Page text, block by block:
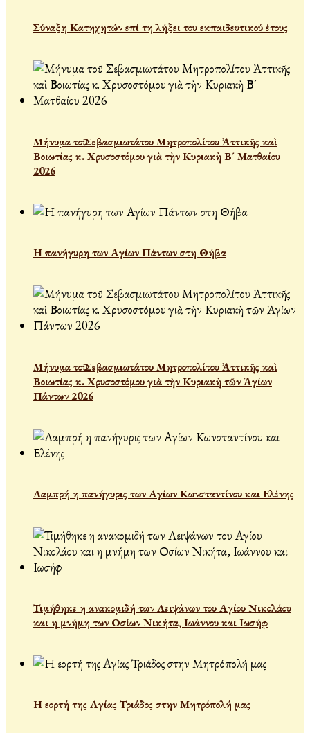
Σύναξη Κατηχητών επί τη λήξει του εκπαιδευτικού έτους
Μήνυμα τοῦ Σεβασμιωτάτου Μητροπολίτου Ἀττικῆς καὶ
Βοιωτίας κ. Χρυσοστόμου γιὰ τὴν Κυριακὴ Β´ Ματθαίου
2026
Η πανήγυρη των Αγίων Πάντων στη Θήβα
Μήνυμα τοῦ Σεβασμιωτάτου Μητροπολίτου Ἀττικῆς καὶ
Βοιωτίας κ. Χρυσοστόμου γιὰ τὴν Κυριακὴ τῶν Ἁγίων
Πάντων 2026
Λαμπρή η πανήγυρις των Αγίων Κωνσταντίνου και Ελένης
Τιμήθηκε η ανακομιδή των Λειψάνων του Αγίου Νικολάου
και η μνήμη των Οσίων Νικήτα, Ιωάννου και Ιωσήφ
Η εορτή της Αγίας Τριάδος στην Μητρόπολή μας